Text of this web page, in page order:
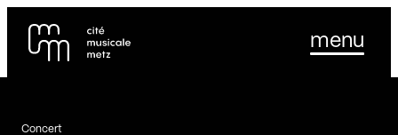
Se rendre au
Contenu principal
menu
Concert